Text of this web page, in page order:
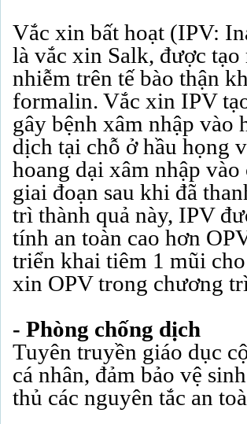
Vắc xin bất hoạt (IPV:
là vắc xin Salk, được
nhiễm trên tế bào thận
formalin. Vắc xin IPV
gây bệnh xâm nhập vào
dịch tại chỗ ở hầu họng
hoang dại xâm nhập
giai đoạn sau khi đã
trì thành quả này, IPV
tính an toàn cao hơn
triển khai tiêm 1 mũi
xin OPV trong chương
- Phòng chống dịch
Tuyên truyền giáo dục
cá nhân, đảm bảo vệ
thủ các nguyên tắc an